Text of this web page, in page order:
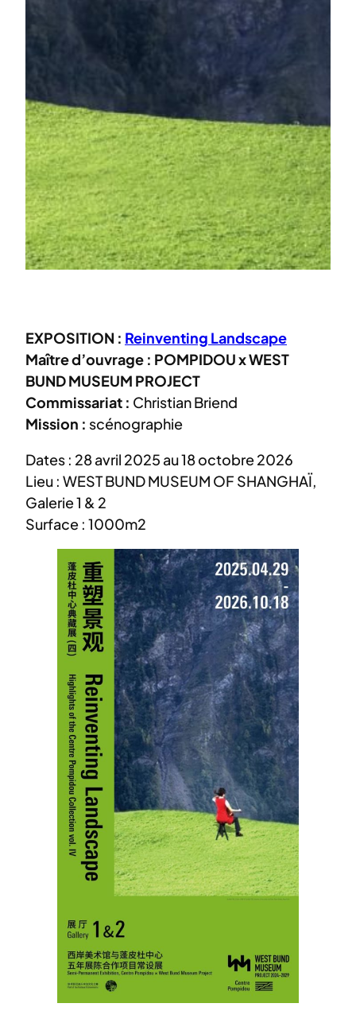
EXPOSITION : Reinventing Landscape
Maître d’ouvrage : POMPIDOU x WEST
BUND MUSEUM PROJECT
Commissariat : Christian Briend
Mission : scénographie
Dates : 28 avril 2025 au 18 octobre 2026
Lieu : WEST BUND MUSEUM OF SHANGHAÏ,
Galerie 1 & 2
Surface : 1000m2